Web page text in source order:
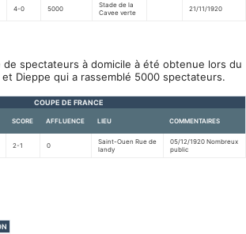
4-0 5000
Stade de la
Cavee verte
21/11/1920
de spectateurs à domicile à été obtenue lors du
Dieppe qui a rassemblé 5000 spectateurs.
COUPE DE FRANCE
SCORE AFFLUENCE LIEU COMMENTAIRES
2-1 0
Saint-Ouen Rue de
landy
05/12/1920 Nombreux
public